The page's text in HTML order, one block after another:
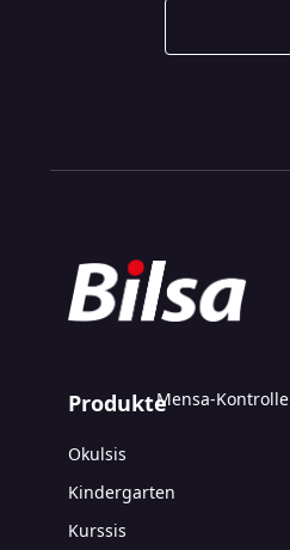
Mensa-Kontrolle
Produkte
Okulsis
Kindergarten
Kurssis